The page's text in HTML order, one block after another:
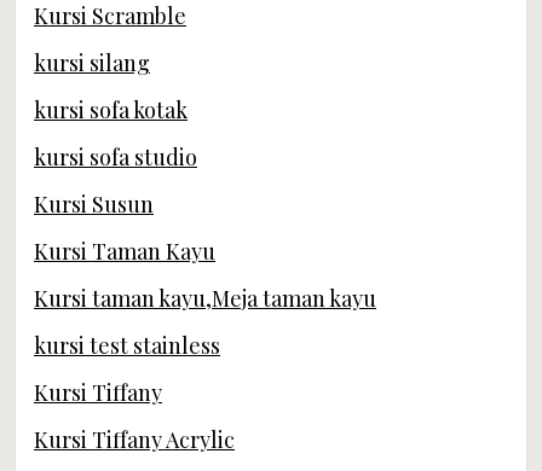
Kursi Scramble
kursi silang
kursi sofa kotak
kursi sofa studio
Kursi Susun
Kursi Taman Kayu
Kursi taman kayu,Meja taman kayu
kursi test stainless
Kursi Tiffany
Kursi Tiffany Acrylic